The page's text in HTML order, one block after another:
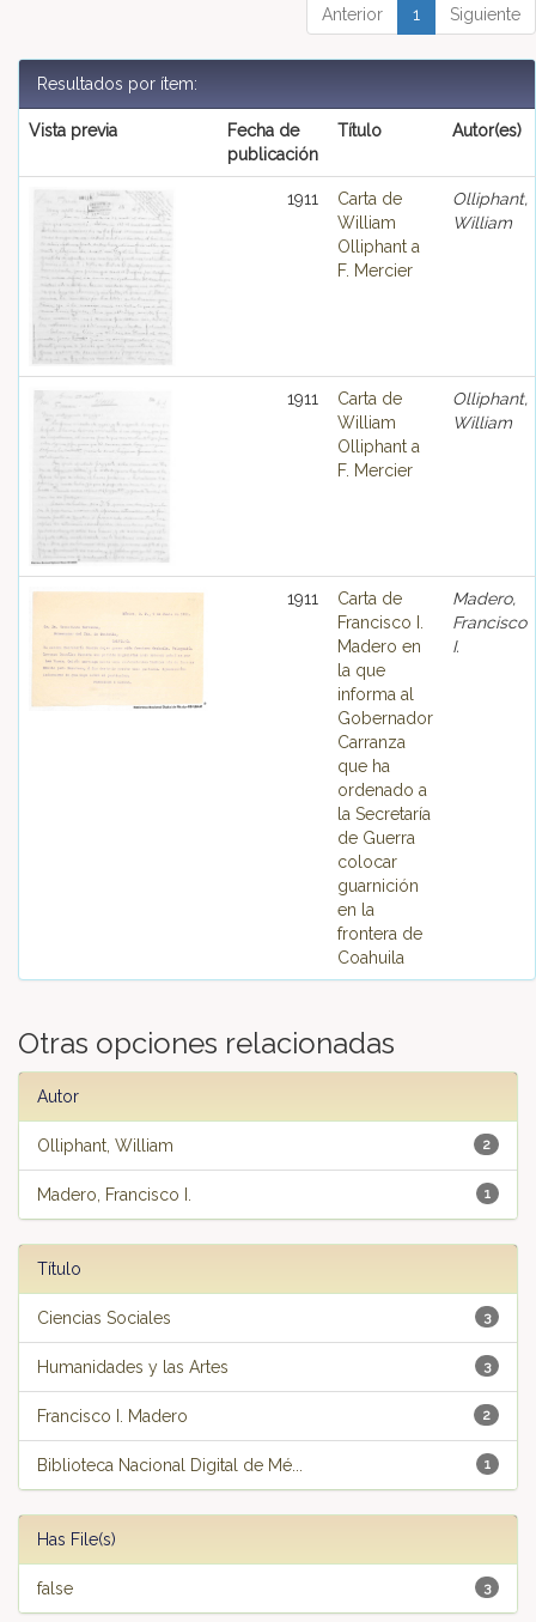
Anterior 1 Siguiente
Resultados por ítem:
Vista previa
Fecha de
publicación
Título Autor(es)
1911
Carta de
William
Olliphant a
F. Mercier
Olliphant,
William
1911
Carta de
William
Olliphant a
F. Mercier
Olliphant,
William
1911
Carta de
Francisco I.
Madero en
la que
informa al
Gobernador
Carranza
que ha
ordenado a
la Secretaría
de Guerra
colocar
guarnición
en la
frontera de
Coahuila
Madero,
Francisco
I.
Otras opciones relacionadas
Autor
2
Olliphant, William
1
Madero, Francisco I.
Título
3
Ciencias Sociales
3
Humanidades y las Artes
2
Francisco I. Madero
1
Biblioteca Nacional Digital de Mé...
Has File(s)
3
false